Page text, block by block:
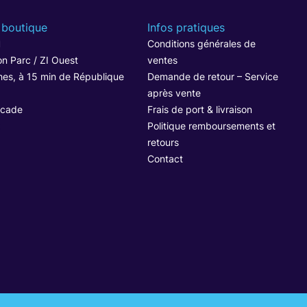
Parc / ZI Ouest
à 15 min de République
Infos pratiques
Conditions générales de
ventes
Demande de retour – Service
après vente
Frais de port & livraison
Politique remboursements et
retours
Contact